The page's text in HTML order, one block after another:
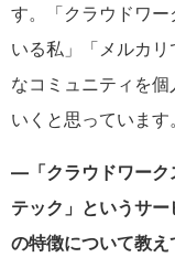
す。「クラウドワ
いる私」「メルカ
なコミュニティを
いくと思っています。
―「クラウドワーク
テック」というサ
の特徴について教え